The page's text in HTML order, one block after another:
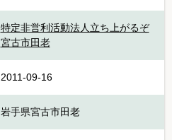
特定非営利活動法人立ち上がるぞ
宮古市田老
2011-09-16
岩手県宮古市田老